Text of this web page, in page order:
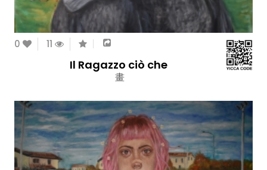
0 11
Il Ragazzo ciò che
畫